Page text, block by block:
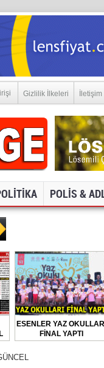
Gizlilik İlkeleri İletişim
POLİS &
ESENLER YAZ
FİNAL YAPTI